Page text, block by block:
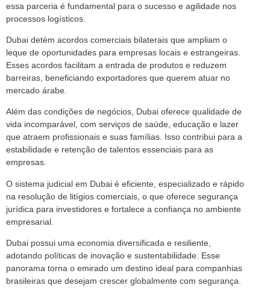
essa parceria é fundamental para o sucesso e agilidade nos
processos logísticos.
Dubai detém acordos comerciais bilaterais que ampliam o
leque de oportunidades para empresas locais e estrangeiras.
Esses acordos facilitam a entrada de produtos e reduzem
barreiras, beneficiando exportadores que querem atuar no
mercado árabe.
Além das condições de negócios, Dubai oferece qualidade de
vida incomparável, com serviços de saúde, educação e lazer
que atraem profissionais e suas famílias. Isso contribui para a
estabilidade e retenção de talentos essenciais para as
empresas.
O sistema judicial em Dubai é eficiente, especializado e rápido
na resolução de litígios comerciais, o que oferece segurança
jurídica para investidores e fortalece a confiança no ambiente
empresarial.
Dubai possui uma economia diversificada e resiliente,
adotando políticas de inovação e sustentabilidade. Esse
panorama torna o emirado um destino ideal para companhias
brasileiras que desejam crescer globalmente com segurança.